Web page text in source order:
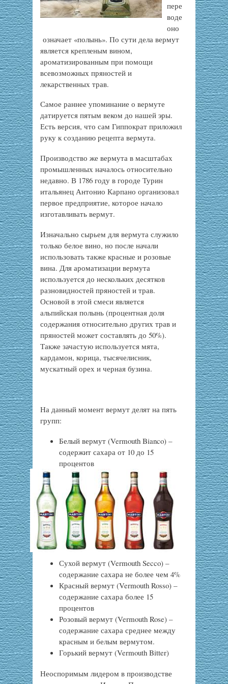
пере
воде
оно
означает «полынь». По сути дела вермут
является крепленым вином,
ароматизированным при помощи
всевозможных пряностей и
лекарственных трав.
Самое раннее упоминание о вермуте
датируется пятым веком до нашей эры.
Есть версия, что сам Гиппократ приложил
руку к созданию рецепта вермута.
Производство же вермута в масштабах
промышленных началось относительно
недавно. В 1786 году в городе Турин
итальянец Антонио Карпано организовал
первое предприятие, которое начало
изготавливать вермут.
Изначально сырьем для вермута служило
только белое вино, но после начали
использовать также красные и розовые
вина. Для ароматизации вермута
используется до нескольких десятков
разновидностей пряностей и трав.
Основой в этой смеси является
альпийская полынь (процентная доля
содержания относительно других трав и
пряностей может составлять до 50%).
Также зачастую используется мята,
кардамон, корица, тысячелисник,
мускатный орех и черная бузина.
На данный момент вермут делят на пять
групп:
Белый вермут (Vermouth Bianco) –
содержит сахара от 10 до 15
процентов
Сухой вермут (Vermouth Secco) –
содержание сахара не более чем 4%
Красный вермут (Vermouth Rosso) –
содержание сахара более 15
процентов
Розовый вермут (Vermouth Rose) –
содержание сахара среднее между
красным и белым вермутом.
Горький вермут (Vermouth Bitter)
Неоспоримым лидером в производстве